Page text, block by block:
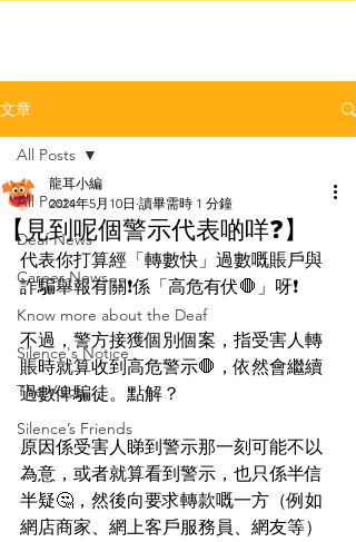
文章
All Posts
Deaf News
Career News
Know more about the Deaf
Silence's Notice
The Voice
Silence’s Friends
All Posts
【見到呢個警示代表啲咩❓】
龍耳小編
2024年5月10日 讀畢需時 1 分鐘
代表你打算經「轉數快」過數嘅賬戶與
詐騙舉報有關❗係「高危有伏🛑」呀❗
不過，警方接獲個別個案，指受害人轉
賬時就算收到高危警示🛑，依然會繼續
過數俾騙徒。點解？
原因係受害人睇到警示那一刻可能不以
為意，或者就算看到警示，也只係半信
半疑🤔，然後向要求轉款嘅一方（例如
網店商家、網上客戶服務員、網友等）